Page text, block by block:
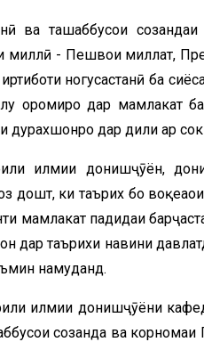
ва ташаббусҳои
миллӣ - Пешвои миллат,
ногусастанӣ ба
оромиро дар мамлакат
дар дили ҳар
илмии донишҷӯён,
дошт, ки таърих бо
мамлакат падидаи
дар таърихи навини
намуданд.
илмии донишҷӯёни
созанда ва